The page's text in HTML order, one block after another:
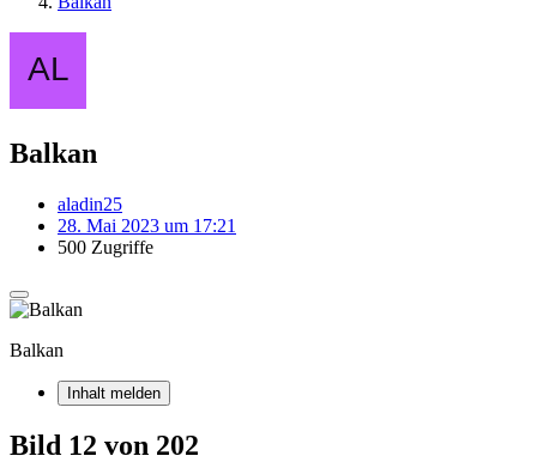
Balkan
aladin25
28. Mai 2023 um 17:21
500 Zugriffe
Balkan
Inhalt melden
Bild 12 von 202